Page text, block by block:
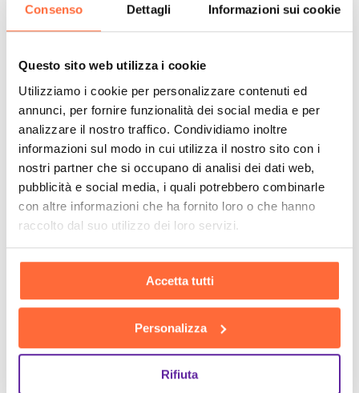
Consenso Dettagli Informazioni sui cookie
Questo sito web utilizza i cookie
Utilizziamo i cookie per personalizzare contenuti ed
annunci, per fornire funzionalità dei social media e per
analizzare il nostro traffico. Condividiamo inoltre
informazioni sul modo in cui utilizza il nostro sito con i
nostri partner che si occupano di analisi dei dati web,
pubblicità e social media, i quali potrebbero combinarle
con altre informazioni che ha fornito loro o che hanno
raccolto dal suo utilizzo dei loro servizi.
Accetta tutti
Personalizza
Rifiuta